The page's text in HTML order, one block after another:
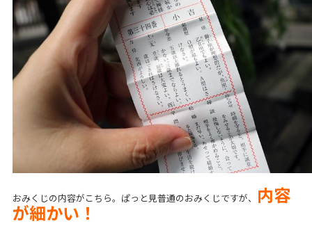
おみくじの内容がこちら。ぱっと見普通のおみくじですが、 内容
が細かい！